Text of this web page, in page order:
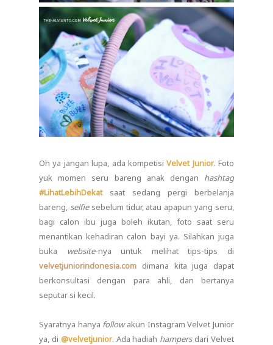
Oh ya jangan lupa, ada kompetisiVelvet Junior. Foto
yuk momen seru bareng anak dengan hashtag
#LihatLebihDekatsaat sedang pergi berbelanja
bareng, selfiesebelum tidur, atau apapun yang seru,
bagi calon ibu juga boleh ikutan, foto saat seru
menantikan kehadiran calon bayi ya. Silahkan juga
buka
website-nya untuk melihat tips-tips di
velvetjuniorindonesia.com dimana kita juga dapat
berkonsultasi dengan para ahli, dan bertanya
seputar si kecil.
Syaratnya hanya followakun Instagram Velvet Junior
ya, di @velvetjunior. Ada hadiah hampersdari Velvet